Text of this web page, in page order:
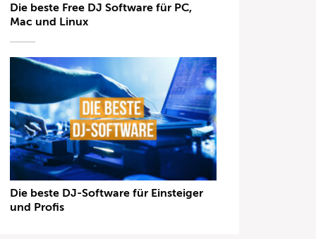
Die beste Free DJ Software für PC,
Mac und Linux
Die beste DJ-Software für Einsteiger
und Profis